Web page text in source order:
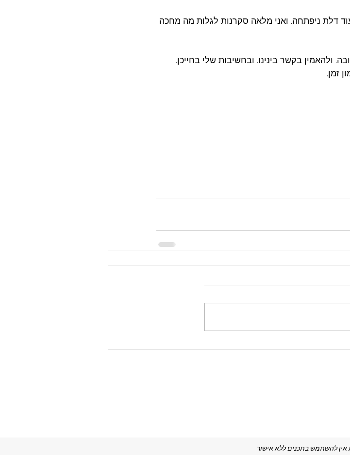
דלת ניפתחה. ואני מלאה סקרנות לגלות מה מחכה
ולהאמין בקשר בינינו. ובחשיבות שלי בחייכן.
זמן.
אין להשתמש בתכנים ללא אישור